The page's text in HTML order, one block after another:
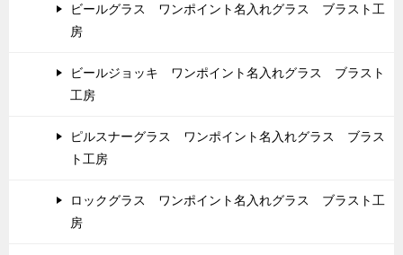
ビールグラス ワンポイント名入れグラス ブラスト工
房
ビールジョッキ ワンポイント名入れグラス ブラスト
工房
ピルスナーグラス ワンポイント名入れグラス ブラス
ト工房
ロックグラス ワンポイント名入れグラス ブラスト工
房